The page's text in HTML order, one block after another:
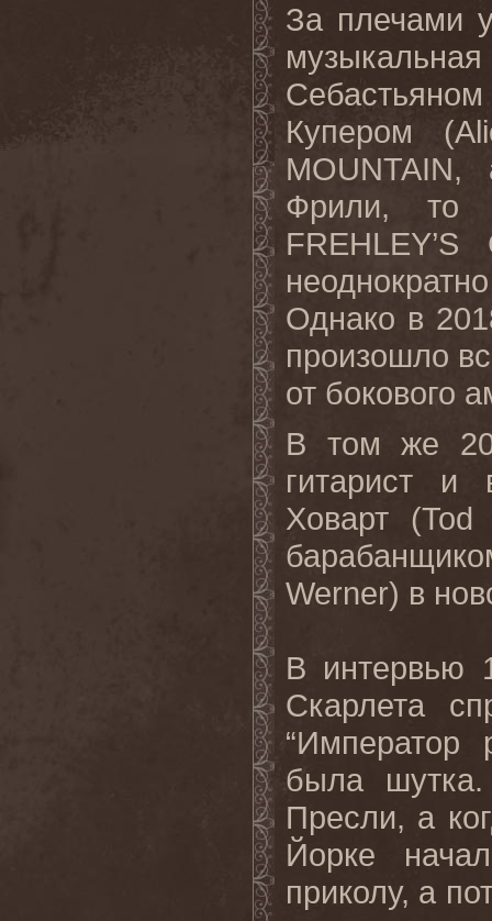
За плечами
Купером
MOUNTAIN,
Фрили, то
Однако в
произошло
от бокового
В том же
гитарист и
Ховарт
Werner) в
В интервью
Скарлета
“Император
была
Пресли, а
Йорке
приколу, а